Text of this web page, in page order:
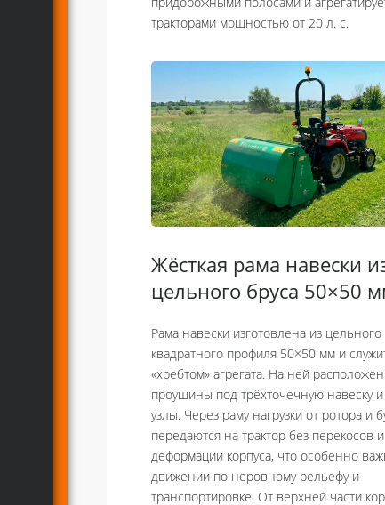
придорожными полосами и
тракторами мощностью от 20 л. с.
Жёсткая рама навески
цельного бруса 50×50
Рама навески изготовлена из цельного
квадратного профиля 50×50 мм и
«хребтом» агрегата. На ней
проушины под трёхточечную навеску
узлы. Через раму нагрузки от ротора и
передаются на трактор без перекосов и
деформации корпуса, что особенно
движении по неровному рельефу и
транспортировке. От верхней части